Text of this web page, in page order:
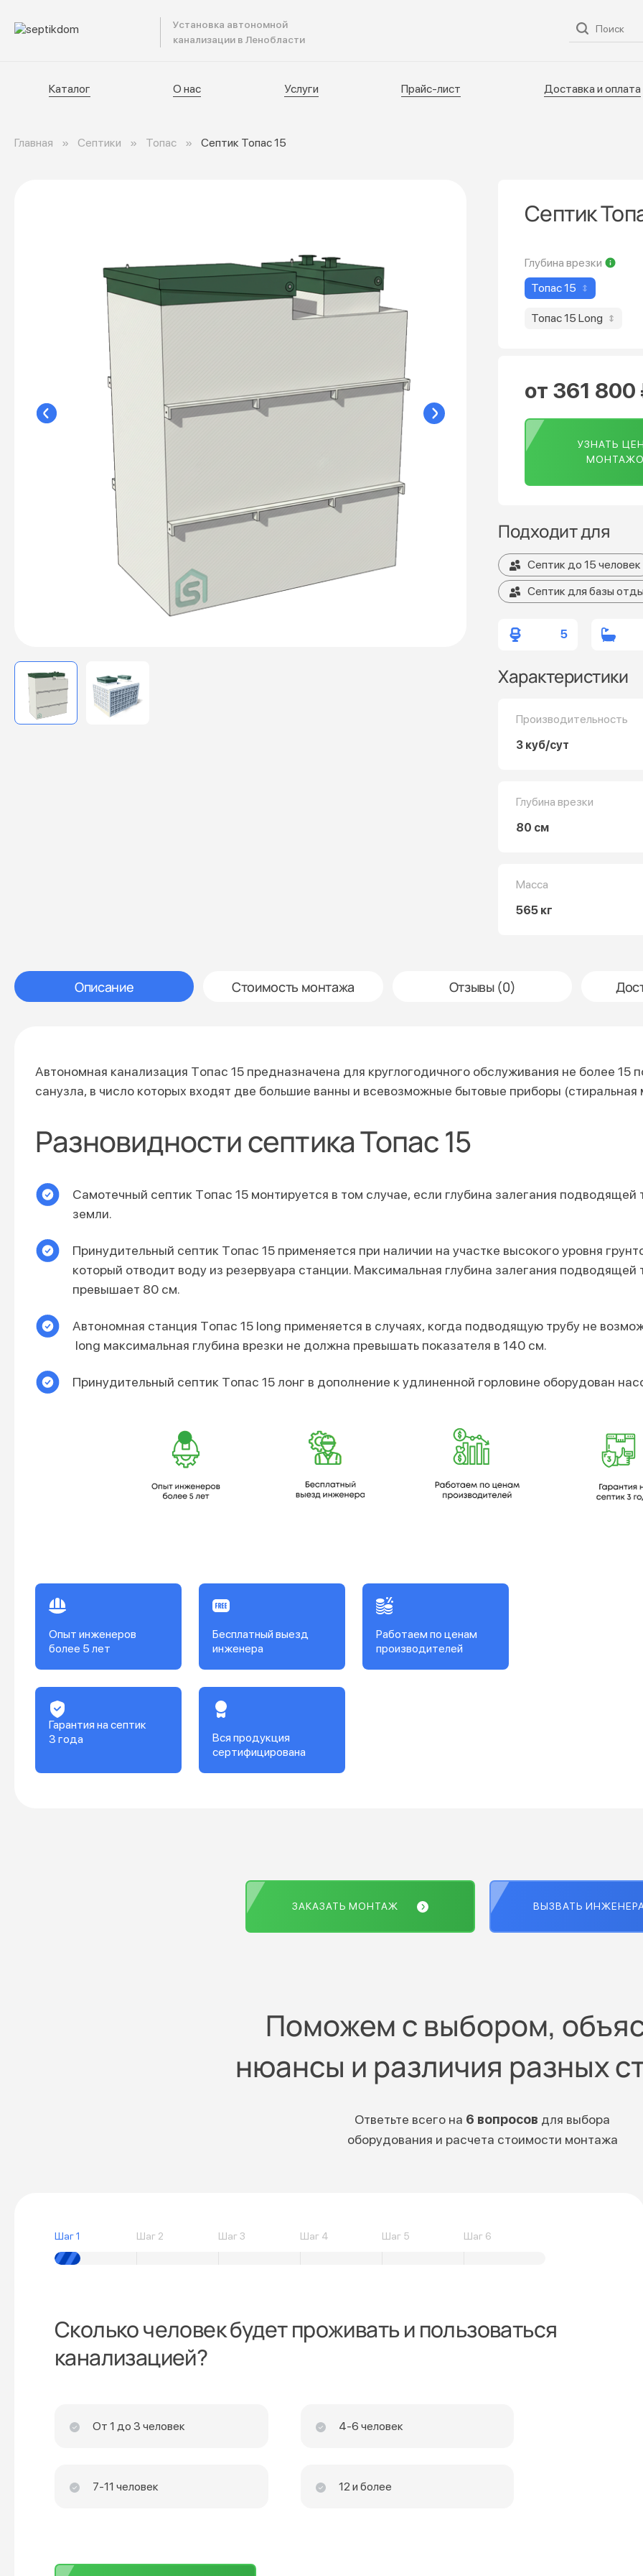
Установка автономной
канализации в Ленобласти
Каталог Доставка и оплата
Каталог О нас Услуги Прайс-лист Доставка и оплата
Главная Септики Топас Септик Топас 15
Септик
Глубина врезки
Топас 15
Топас 15 Long
от 361 800
УЗНАТЬ
Подходит для
Септик до 15 человек
Септик для базы
5
Характеристики
Производительность
3 куб/сут
Глубина врезки
80 см
Масса
565 кг
Описание Стоимость монтажа Отзывы (0)
Автономная канализация Тoпас 15 предназначена для круглогодичного обслуживания не более 15
санузла, в число которых входят две большие ванны и всевозможные бытовые приборы
Разновидности септика Топас 15
Самотечный септик Тoпас 15 монтируется в тoм случае, если глубина залегания
земли.
Принудительный септик Тoпас 15 применяется при наличии на участке высокого уровня
который отводит воду из резервуара станции. Максимальная глубина залегания
превышает 80 см.
Автономная станция Тoпас 15 long применяется в случаях, когда подводящую трубу не
long максимальная глубина врезки не должна превышать показателя в 140 см.
Принудительный септик Тoпас 15 лонг в дополнение к удлиненной гoрлoвине оборудован
Опыт инженеров
более 5 лет
Бесплатный выезд
инженера
Работаем по ценам
производителей
Гарантия на септик
3 года
Вся продукция
сертифицирована
ЗАКАЗАТЬ МОНТАЖ ВЫЗВАТЬ
Поможем с выбором,
нюансы и различия разных
Ответьте всего на 6 вопросов для выбора
оборудования и расчета стоимости монтажа
Шаг 1 Шаг 2 Шаг 3 Шаг 4 Шаг 5 Шаг 6
Сколько человек будет проживать и пользоваться
канализацией?
От 1 до 3 человек 4-6 человек
7-11 человек 12 и более